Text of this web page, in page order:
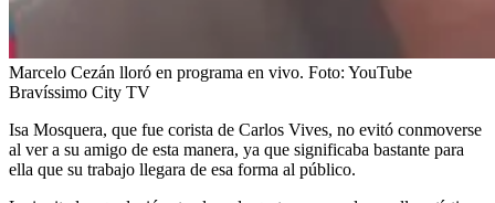
Marcelo Cezán lloró en programa en vivo. Foto: YouTube
Bravíssimo City TV
Isa Mosquera, que fue corista de Carlos Vives, no evitó conmoverse
al ver a su amigo de esta manera, ya que significaba bastante para
ella que su trabajo llegara de esa forma al público.